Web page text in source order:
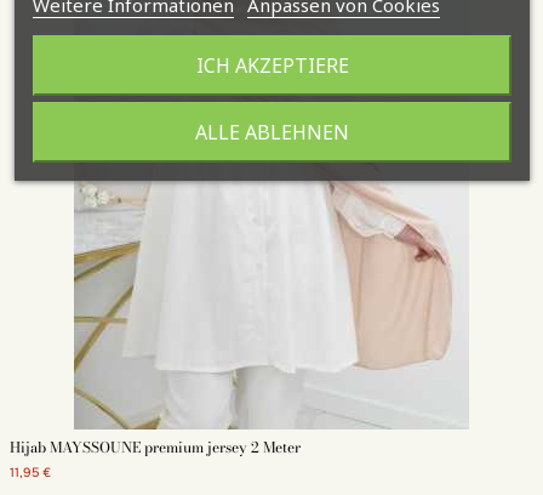
Hijab MAYSSOUNE premium jersey 2 Meter
11,95 €
Weitere Informationen Anpassen von Cookies
ALLE ABLEHNEN
ICH AKZEPTIERE